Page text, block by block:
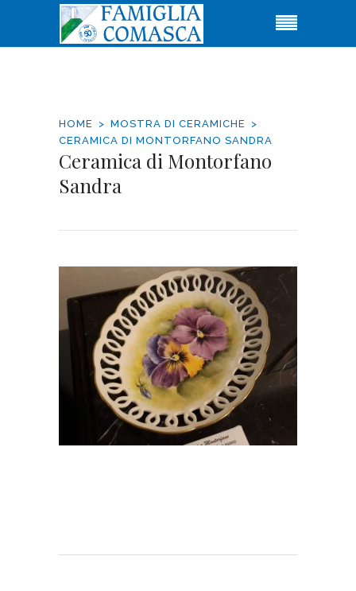
HOME
MOSTRA DI CERAMICHE
CERAMICA DI MONTORFANO SANDRA
Ceramica di Montorfano
Sandra